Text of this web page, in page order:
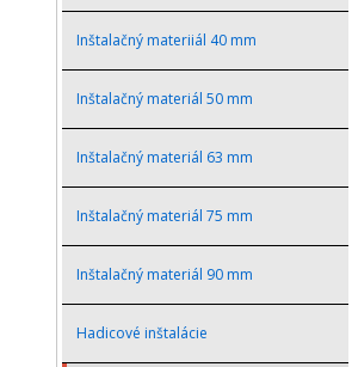
Inštalačný materiiál 40 mm
Inštalačný materiál 50 mm
Inštalačný materiál 63 mm
Inštalačný materiál 75 mm
Inštalačný materiál 90 mm
Hadicové inštalácie